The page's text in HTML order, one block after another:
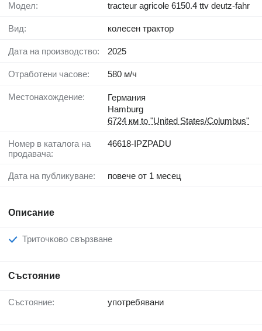
Модел: tracteur agricole 6150.4 ttv deutz-fahr
Вид: колесен трактор
Дата на производство: 2025
Отработени часове: 580 м/ч
Местонахождение:
Германия
Hamburg
6724 км to "United States/Columbus"
Номер в каталога на
продавача:
46618-IPZPADU
Дата на публикуване: повече от 1 месец
Описание
Триточково свързване
Състояние
Състояние: употребявани